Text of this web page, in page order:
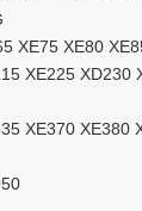
XE75 XE80
XE225 XD230
XE370 XE380